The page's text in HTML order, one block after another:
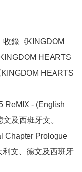
錄《KINGDOM
HEARTS
HEARTS
ReMIX - (English
及西班牙文。
Chapter Prologue
利文、德文及西班牙